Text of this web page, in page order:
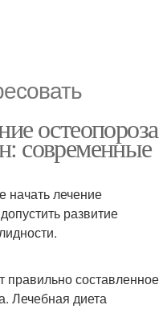
остеопороза
современные
лечение
развитие
составленное
Лечебная диета